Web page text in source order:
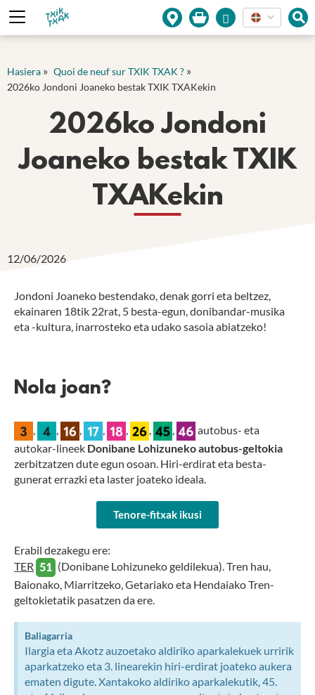
Cookies management panel
Hasiera » Quoi de neuf sur TXIK TXAK ? »
2026ko Jondoni Joaneko bestak TXIK TXAKekin
2026ko Jondoni
Joaneko bestak TXIK
TXAKekin
12/06/2026
Jondoni Joaneko bestendako, denak gorri eta beltzez,
ekainaren 18tik 22rat, 5 besta-egun, donibandar-musika
eta -kultura, inarrosteko eta udako sasoia abiatzeko!
Nola joan?
autobus- eta
autokar-lineek Donibane Lohizuneko autobus-geltokia
zerbitzatzen dute egun osoan. Hiri-erdirat eta besta-
gunerat errazki eta laster joateko ideala.
Tenore-fitxak ikusi
Erabil dezakegu ere:
TER
(Donibane Lohizuneko geldilekua). Tren hau,
Baionako, Miarritzeko, Getariako eta Hendaiako Tren-
geltokietatik pasatzen da ere.
Baliagarria
Ilargia eta Akotz auzoetako aldiriko aparkalekuek urririk
aparkatzeko eta 3. linearekin hiri-erdirat joateko aukera
ematen digute. Xantakoko aldiriko aparkalekutik, 45.